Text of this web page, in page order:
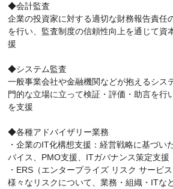
◆会計監査
企業の投資家に対する適切な財務報告責任
を行い、監査制度の信頼性向上を通じて資
援
◆システム監査
一般事業会社や金融機関などが抱えるシス
門的な立場に立って検証・評価・助言を行
を支援
◆各種アドバイザリー業務
・企業のIT化構想支援：経営戦略に基づい
バイス、PMO支援、ITガバナンス策定支
・ERS（エンタープライズ リスク サービ
様々なリスクについて、業務・組織・ITな